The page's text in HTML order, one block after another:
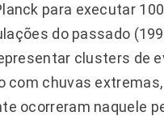
para executar
do passado
clusters de
com chuvas
ocorreram naquele